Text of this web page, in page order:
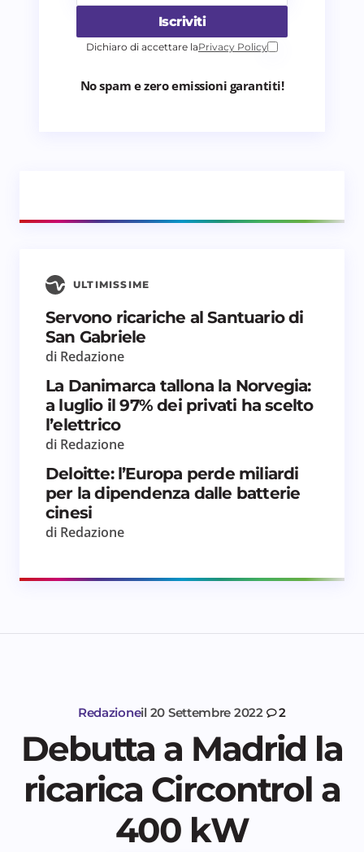
Iscriviti
Dichiaro di accettare laPrivacy Policy
No spam e zero emissioni garantiti!
ULTIMISSIME
Servono ricariche al Santuario di
San Gabriele
di Redazione
La Danimarca tallona la Norvegia:
a luglio il 97% dei privati ha scelto
l’elettrico
di Redazione
Deloitte: l’Europa perde miliardi
per la dipendenza dalle batterie
cinesi
di Redazione
Redazioneil 20 Settembre 2022 2
Debutta a Madrid la
ricarica Circontrol a
400 kW